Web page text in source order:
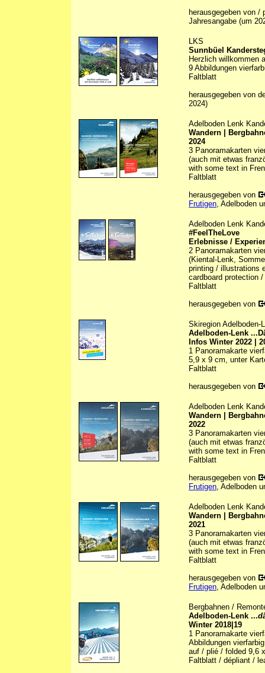
herausgegeben von
Jahresangabe (um
LKS
Sunnbüel
Herzlich willkommen
9 Abbildungen
Faltblatt
herausgegeben von
2024)
Adelboden Lenk
Wandern |
2024
3 Panoramakarten
(auch mit etwas
with some text in
Faltblatt
herausgegeben von
Frutigen, Adelboden
Adelboden Lenk
#FeelTheLove
Erlebnisse /
2 Panoramakarten
(Kiental-Lenk,
printing / illustrations
cardboard protection
Faltblatt
herausgegeben von
Skiregion Adelboden-
Adelboden-Lenk
Infos Winter 2022 |
1 Panoramakarte
5,9 x 9 cm, unter
Faltblatt
herausgegeben von
Adelboden Lenk
Wandern |
2022
3 Panoramakarten
(auch mit etwas
with some text in
Faltblatt
herausgegeben von
Frutigen, Adelboden
Adelboden Lenk
Wandern |
2021
3 Panoramakarten
(auch mit etwas
with some text in
Faltblatt
herausgegeben von
Frutigen, Adelboden
Bergbahnen /
Adelboden-Lenk ...
Winter 2018|19
1 Panoramakarte
Abbildungen
auf / plié / folded 9,6
Faltblatt / dépliant /